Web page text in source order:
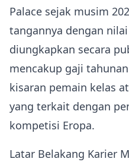
Palace sejak musim
tangannya dengan
diungkapkan secara
mencakup gaji
kisaran pemain kelas
yang terkait dengan
kompetisi Eropa.
Latar Belakang Karier